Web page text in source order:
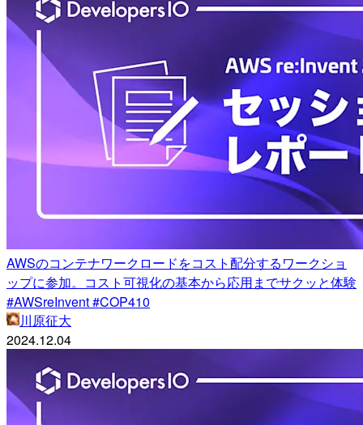
AWSのコンテナワークロードをコスト配分するワークショ
ップに参加。コスト可視化の基本から応用までサクッと体験
#AWSreInvent #COP410
川原征大
2024.12.04